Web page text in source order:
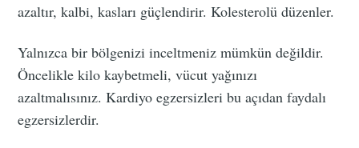
azaltır, kalbi, kasları güçlendirir. Kolesterolü düzenler.
Yalnızca bir bölgenizi inceltmeniz mümkün değildir.
Öncelikle kilo kaybetmeli, vücut yağınızı
azaltmalısınız. Kardiyo egzersizleri bu açıdan faydalı
egzersizlerdir.